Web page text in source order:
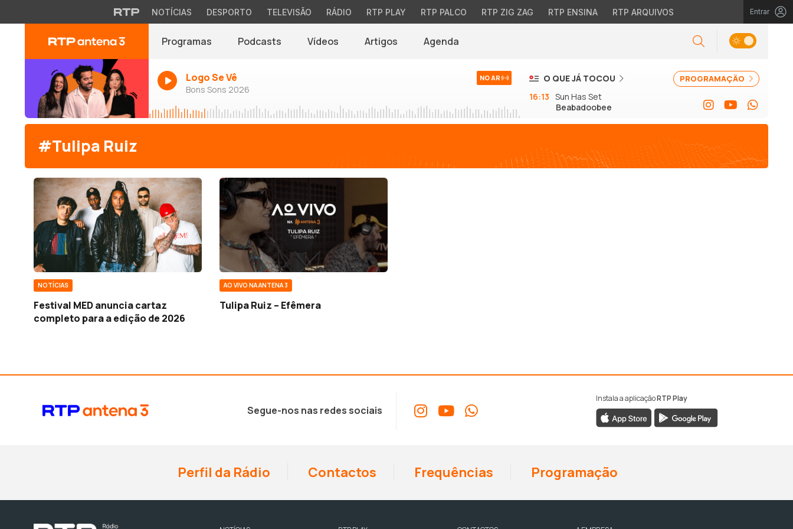
NOTÍCIAS DESPORTO TELEVISÃO RÁDIO RTP PLAY RTP PALCO RTP ZIG ZAG RTP ENSINA RTP ARQUIVOS Entrar
Programas Podcasts Vídeos Artigos Agenda
Logo Se Vê
Bons Sons 2026
NO AR PROGRAMAÇÃO
O QUE JÁ TOCOU
16:13 Sun Has Set
Beabadoobee
#Tulipa Ruiz
NOTÍCIAS
Festival MED anuncia cartaz
completo para a edição de 2026
AO VIVO NA ANTENA 3
Tulipa Ruiz – Efêmera
Segue-nos nas redes sociais
Instala a aplicaçãoRTP Play
Perfil da Rádio Contactos Frequências Programação